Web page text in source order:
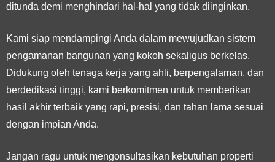
ditunda demi menghindari hal-hal yang tidak diinginkan.
Kami siap mendampingi Anda dalam mewujudkan sistem
pengamanan bangunan yang kokoh sekaligus berkelas.
Didukung oleh tenaga kerja yang ahli, berpengalaman, dan
berdedikasi tinggi, kami berkomitmen untuk memberikan
hasil akhir terbaik yang rapi, presisi, dan tahan lama sesuai
dengan impian Anda.
Jangan ragu untuk mengonsultasikan kebutuhan properti